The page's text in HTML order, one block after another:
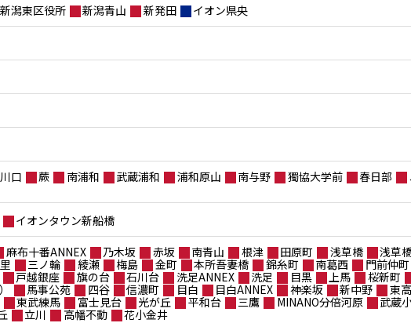
新潟東区役所 新潟青山 新発田 イオン県央
口 蕨 南浦和 武蔵浦和 浦和原山 南与野 獨協大学前 春日部
イオンタウン新船橋
麻布十番ANNEX 乃木坂 赤坂 南青山 根津 田原町 浅草橋 浅草
三ノ輪 綾瀬 梅島 金町 本所吾妻橋 錦糸町 南葛西 門前仲町
戸越銀座 旗の台 石川台 洗足ANNEX 洗足 目黒 上馬 桜新町
馬事公苑 四谷 信濃町 目白 目白ANNEX 神楽坂 新中野 東
東武練馬 富士見台 光が丘 平和台 三鷹 MINANO分倍河原 武蔵
立川 高幡不動
花小金井